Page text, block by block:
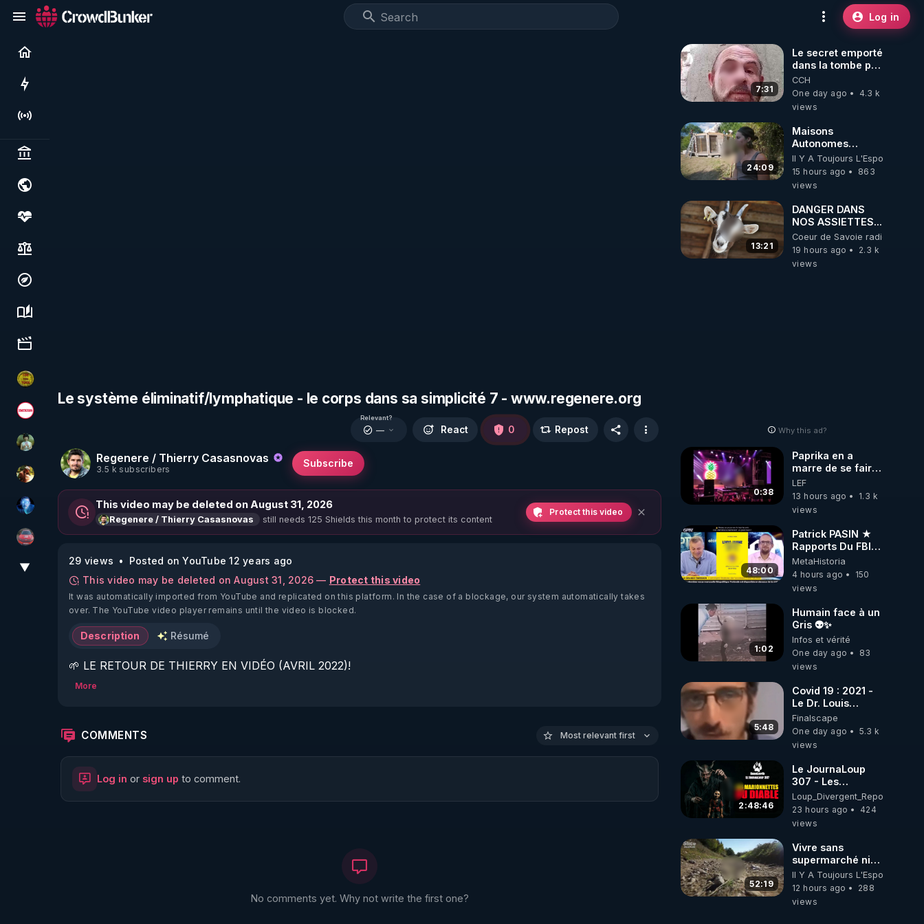
Log in
Live
Politics & institutions
Society, justice & freedoms
Economy, environment & technology
Science, history & spirituality
Culture, media & entertainment
CDS pour TOUS
Magazine Nexus
Sonmi-877
CCH
AH2020
Sherpatheone
▼
Le système éliminatif/lymphatique - le corps dans sa simplicité 7 - www.regenere.org
Regenere / Thierry Casasnovas
3.5 k subscribers
Subscribe
Relevant?
— React 0 Repost
This video may be deleted on August 31, 2026
Regenere / Thierry Casasnovas still needs 125 Shields this month to protect its content
Protect this video
29 views
Posted on YouTube 12 years ago
This video may be deleted on August 31, 2026 — Protect this video
It was automatically imported from YouTube and replicated on this platform. In the case of a blockage, our system automatically takes
over. The YouTube video player remains until the video is blocked.
Description Résumé
🌱 LE RETOUR DE THIERRY EN VIDÉO (AVRIL 2022)!
🌱 LE MAGAZINE RÉGÉNÈRE
http://rgnr.li/ymag
More
COMMENTS Most relevant first
Log in or sign up to comment.
No comments yet. Why not write the first one?
7:31
Le secret emporté
dans la tombe par
le Commandant
Cousteau le 25
juin 1997
CCH
One day ago
4.3 k
views
24:09
Maisons
Autonomes
Démontables (et
c'est légal). Visite
éco village en
Il Y A Toujours L'Espoir
15 hours ago
863
views
13:21
DANGER DANS
NOS ASSIETTES...
Coeur de Savoie radioweb TV
19 hours ago
2.3 k
views
Why this ad?
0:38
Paprika en a
marre de se faire
interdire de
spectacle. Elle
décide donc de
LEF
13 hours ago
1.3 k
views
48:00
Patrick PASIN ★
Rapports Du FBI :
Ce Qu'Ils Disent
De Plus Grave Sur
Hitler
MetaHistoria
4 hours ago
150
views
1:02
Humain face à un
Gris 👽✨
Infos et vérité
One day ago
83
views
5:48
Covid 19 : 2021 -
Le Dr. Louis
Fouché renverse
le plateau de
CNews !
Finalscape
One day ago
5.3 k
views
2:48:46
Le JournaLoup
307 - Les
Marionnettes du
Diable - Loup
Divergent
Loup_Divergent_Reposts
23 hours ago
424
views
52:19
Vivre sans
supermarché ni
patron : le pari de
l’autonomie
Il Y A Toujours L'Espoir
12 hours ago
288
views